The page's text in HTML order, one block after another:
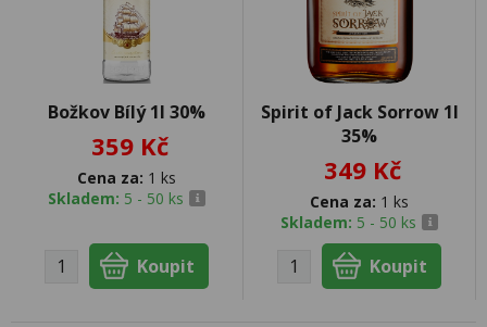
Božkov Bílý 1l 30%
359 Kč
Cena za: 1 ks
Skladem: 5 - 50 ks
Spirit of Jack Sorrow 1l
35%
349 Kč
Cena za: 1 ks
Skladem: 5 - 50 ks